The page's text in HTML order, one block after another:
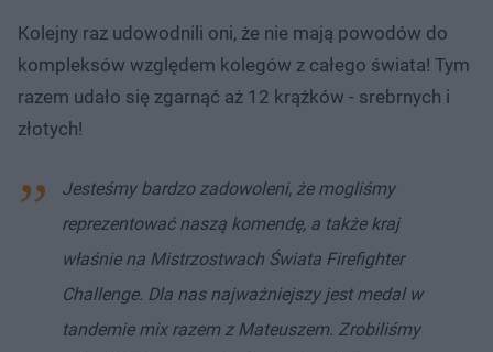
Kolejny raz udowodnili oni, że nie mają powodów do
kompleksów względem kolegów z całego świata! Tym
razem udało się zgarnąć aż 12 krążków - srebrnych i
złotych!
Jesteśmy bardzo zadowoleni, że mogliśmy
reprezentować naszą komendę, a także kraj
właśnie na Mistrzostwach Świata Firefighter
Challenge. Dla nas najważniejszy jest medal w
tandemie mix razem z Mateuszem. Zrobiliśmy